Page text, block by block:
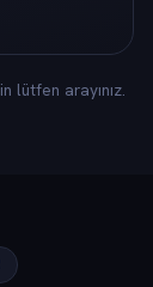
lütfen arayınız.